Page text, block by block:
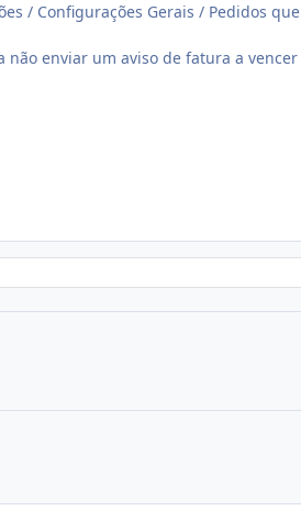
/ Configurações Gerais / Pedidos que
não enviar um aviso de fatura a vencer